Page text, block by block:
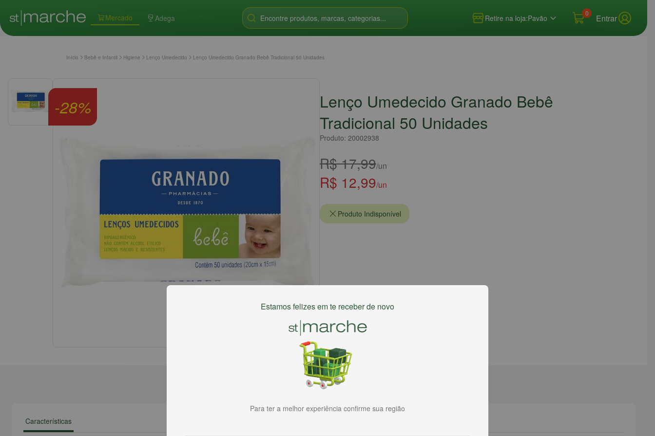
Mercado Adega Encontre produtos, marcas, categorias... Retire na loja:Pavão
0 Entrar
Início Bebê e Infantil Higiene Lenço Umedecido Lenço Umedecido Granado Bebê Tradicional 50 Unidades
-28%
Lenço Umedecido Granado Bebê
Tradicional 50 Unidades
Produto: 20002938
R$ 17,99/un
R$ 12,99/un
Produto Indisponível
Características
Estamos felizes em te receber de novo
Para ter a melhor experiência confirme sua região